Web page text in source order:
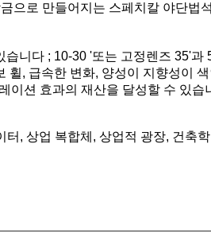
으로 만들어지는 스페치칼 야단법
습니다 ; 10-30 '또는 고정렌즈 35'과
, 급속한 변화, 양성이 지향성이
이션 효과의 재산을 달성할 수 있습
, 상업 복합체, 상업적 광장, 건축